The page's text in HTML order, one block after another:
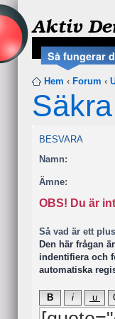
Aktiv
Så fungerar
Hem ‹ Forum ‹
BESVARA
Namn:
Ämne:
OBS! Du är
Så vad är ett
Den här frågan
indentifiera och
automatiska